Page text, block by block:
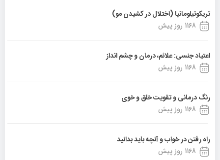
تریکوتیلومانیا (اختلال در کشیدن مو)
1168 روز پیش
اعتیاد جنسی: علائم، درمان و چشم انداز
1168 روز پیش
رنگ درمانی و تقویت خلق و خوی
1168 روز پیش
راه رفتن در خواب و آنچه باید بدانید
1168 روز پیش